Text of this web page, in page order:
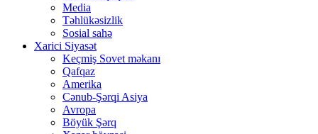
Media
Təhlükəsizlik
Sosial sahə
Xarici Siyasət
Keçmiş Sovet məkanı
Qafqaz
Amerika
Cənub-Şərqi Asiya
Avropa
Böyük Şərq